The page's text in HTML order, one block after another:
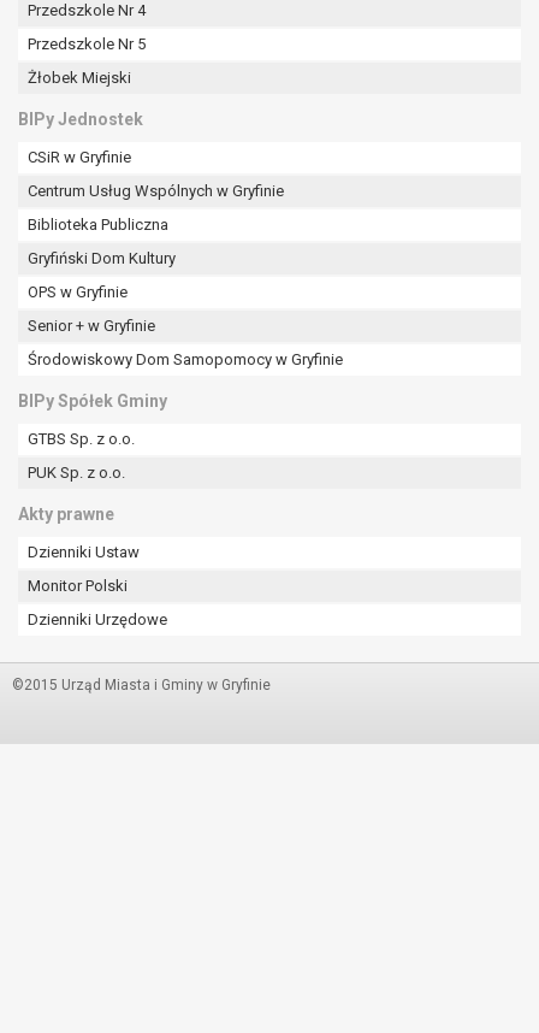
Przedszkole Nr 4
Przedszkole Nr 5
Żłobek Miejski
BIPy Jednostek
CSiR w Gryfinie
Centrum Usług Wspólnych w Gryfinie
Biblioteka Publiczna
Gryfiński Dom Kultury
OPS w Gryfinie
Senior + w Gryfinie
Środowiskowy Dom Samopomocy w Gryfinie
BIPy Spółek Gminy
GTBS Sp. z o.o.
PUK Sp. z o.o.
Akty prawne
Dzienniki Ustaw
Monitor Polski
Dzienniki Urzędowe
©2015 Urząd Miasta i Gminy w Gryfinie